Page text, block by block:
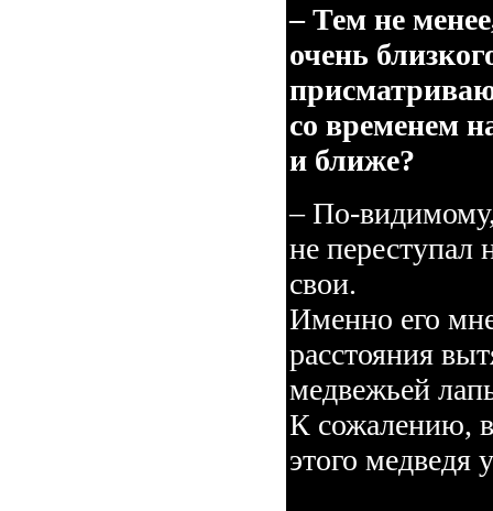
– Тем не
очень
со временем
и ближе?
– По-
не переступал
свои.
Именно его
расстояния
медвежьей
К сожалению, в
этого медведя